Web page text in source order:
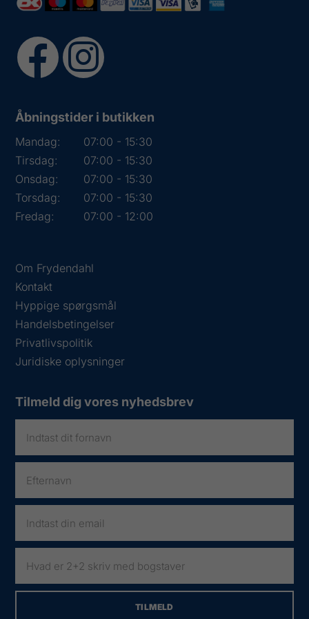
Åbningstider i butikken
Mandag:
07:00 - 15:30
Tirsdag:
07:00 - 15:30
Onsdag:
07:00 - 15:30
Torsdag:
07:00 - 15:30
Fredag:
07:00 - 12:00
Om Frydendahl
Kontakt
Hyppige spørgsmål
Handelsbetingelser
Privatlivspolitik
Juridiske oplysninger
Tilmeld dig vores nyhedsbrev